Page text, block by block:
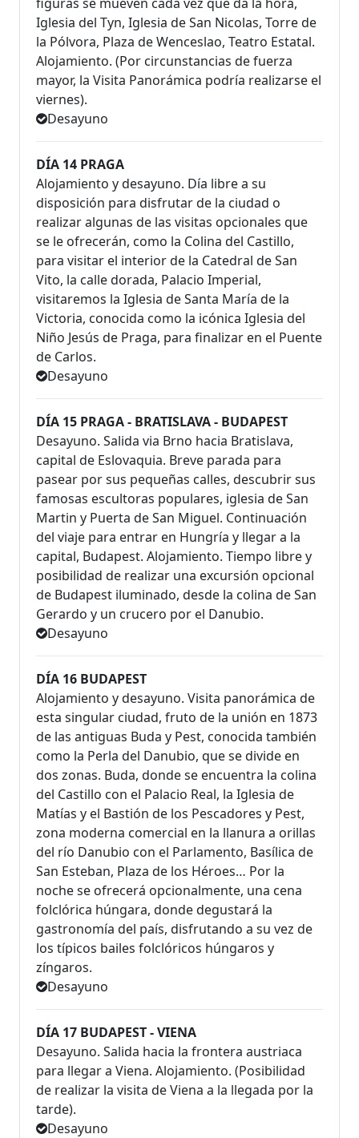
Iglesia del Tyn, Iglesia de San Nicolas, Torre de
la Pólvora, Plaza de Wenceslao, Teatro Estatal.
Alo­jamiento. (Por circunstancias de fuerza
mayor, la Visita Panorámica podría realizarse el
viernes).
Desayuno
DÍA 14 PRAGA
Alojamiento y desayuno. Día libre a su
disposición para disfrutar de la ciudad o
realizar algunas de las visitas opcionales que
se le ofrecerán, como la Colina del Castillo,
para visitar el interior de la Catedral de San
Vito, la calle dorada, Palacio Imperial,
visitaremos la Iglesia de Santa María de la
Victoria, conocida como la icónica Iglesia del
Niño Jesús de Praga, para finalizar en el Puente
de Carlos.
Desayuno
DÍA 15 PRAGA - BRATISLAVA - BUDAPEST
Desayuno. Salida via Brno hacia Bratislava,
capital de Eslovaquia. Breve parada para
pasear por sus pequeñas calles, descubrir sus
famosas escultoras populares, iglesia de San
Martin y Puerta de San Miguel. Continuación
del viaje para entrar en Hungría y llegar a la
capital, Budapest. Alojamiento. Tiempo libre y
posibilidad de realizar una excursión opcional
de Budapest iluminado, desde la colina de San
Gerardo y un crucero por el Danubio.
Desayuno
DÍA 16 BUDAPEST
Alojamiento y desayuno. Visita panorámica de
esta singular ciudad, fruto de la unión en 1873
de las antiguas Buda y Pest, conocida también
como la Perla del Danubio, que se divide en
dos zonas. Buda, donde se encuentra la colina
del Castillo con el Palacio Real, la Iglesia de
Matías y el Bastión de los Pescadores y Pest,
zona moderna comercial en la llanura a orillas
del río Danubio con el Parlamento, Basílica de
San Esteban, Plaza de los Héroes… Por la
noche se ofrecerá opcionalmente, una cena
folclórica húngara, donde degustará la
gastronomía del país, disfrutando a su vez de
los típicos bailes folclóricos húngaros y
zíngaros.
Desayuno
DÍA 17 BUDAPEST - VIENA
Desayuno. Salida hacia la frontera austriaca
para llegar a Viena. Alojamiento. (Posibilidad
de realizar la visita de Viena a la llegada por la
tarde).
Desayuno